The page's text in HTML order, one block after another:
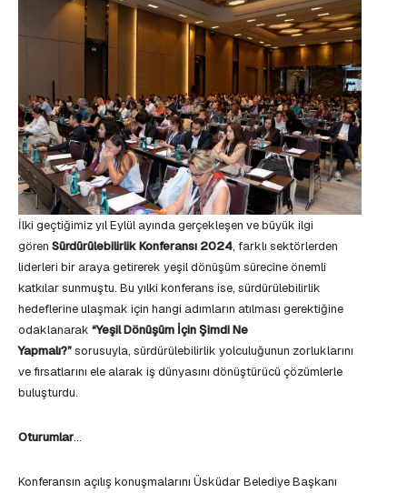
İlki geçtiğimiz yıl Eylül ayında gerçekleşen ve büyük ilgi
gören Sürdürülebilirlik Konferansı 2024, farklı sektörlerden
liderleri bir araya getirerek yeşil dönüşüm sürecine önemli
katkılar sunmuştu. Bu yılki konferans ise, sürdürülebilirlik
hedeflerine ulaşmak için hangi adımların atılması gerektiğine
odaklanarak “Yeşil Dönüşüm İçin Şimdi Ne
Yapmalı?”sorusuyla, sürdürülebilirlik yolculuğunun zorluklarını
ve fırsatlarını ele alarak iş dünyasını dönüştürücü çözümlerle
buluşturdu.
Oturumlar…
Konferansın açılış konuşmalarını Üsküdar Belediye Başkanı